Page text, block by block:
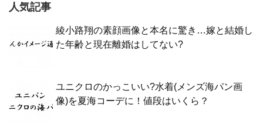
人気記事
綾小路翔の素顔画像と本名に驚き…嫁と結婚し
た年齢と現在離婚はしてない?
ユニクロのかっこいい?水着(メンズ海パン画
像)を夏海コーデに！値段はいくら？